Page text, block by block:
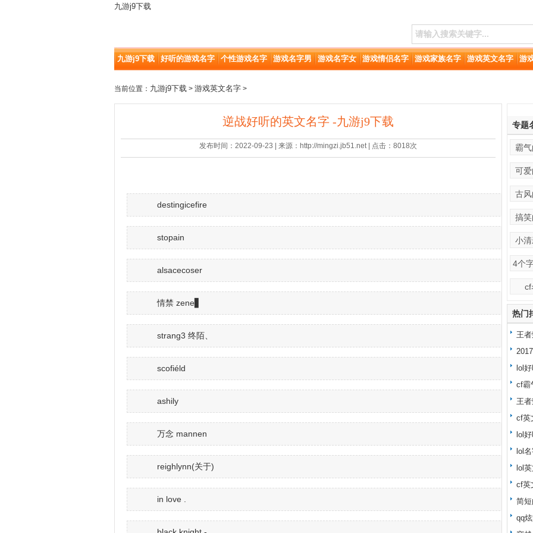
九游j9下载
九游j9下载 好听的游戏名字 个性游戏名字 游戏名字男 游戏名字女 游戏情侣名字 游戏家族名字 游戏英文名字 游
当前位置： 九游j9下载 > 游戏英文名字 >
逆战好听的英文名字 -九游j9下载
发布时间：2022-09-23 | 来源：http://mingzi.jb51.net | 点击：8018次
destingicefire
stopain
alsacecoser
情禁 zene▋
strang3 终陌、
scofiéld
ashily
万念 mannen
reighlynn(关于)
in love .
专题
霸
可
古
搞
小
4个
cf
热门
王
忍
lol
cf霸
王
cf英
lol
lol
lol
cf英
简
qq